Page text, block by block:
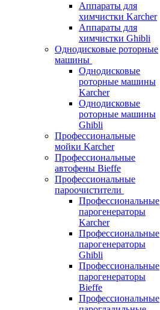
Аппараты для
химчистки Karcher
Аппараты для
химчистки Ghibli
Однодисковые роторные
машины
Однодисковые
роторные машины
Karcher
Однодисковые
роторные машины
Ghibli
Профессиональные
мойки Karcher
Профессиональные
автофены Bieffe
Профессиональные
пароочистители
Профессиональные
парогенераторы
Karcher
Профессиональные
парогенераторы
Ghibli
Профессиональные
парогенераторы
Bieffe
Профессиональные